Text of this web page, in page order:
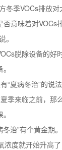
冬季VOCs排放
意味着对VOCs
。
脱除设备的好
“夏病冬治”的说法
季来临之前，那
治”有个黄金期
浓度就开始升高